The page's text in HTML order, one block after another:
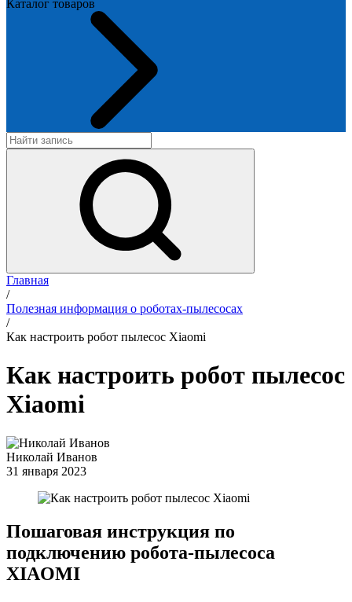
Каталог товаров
Главная
/
Полезная информация о роботах-пылесосах
/
Как настроить робот пылесос Xiaomi
Как настроить робот пылесос
Xiaomi
Николай Иванов
31 января 2023
Пошаговая инструкция по
подключению робота-пылесоса
XIAOMI